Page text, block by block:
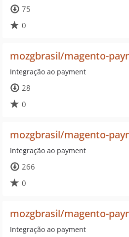
75
0
mozgbrasil/magento-
Integração ao payment
28
0
mozgbrasil/magento-
Integração ao payment
266
0
mozgbrasil/magento-
Integração ao payment